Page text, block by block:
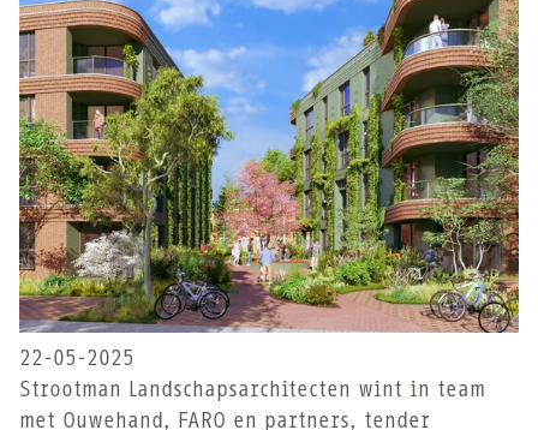
22-05-2025
Strootman Landschapsarchitecten wint in team
met Ouwehand, FARO en partners, tender